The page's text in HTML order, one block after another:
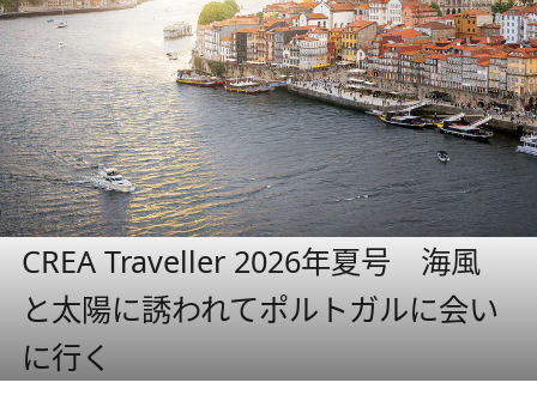
CREA Traveller 2026年夏号 海風
と太陽に誘われてポルトガルに会い
に行く